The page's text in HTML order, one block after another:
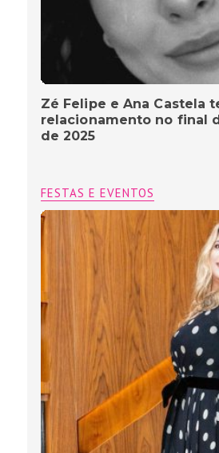
Zé Felipe e Ana Castela
relacionamento no final
de 2025
FESTAS E EVENTOS